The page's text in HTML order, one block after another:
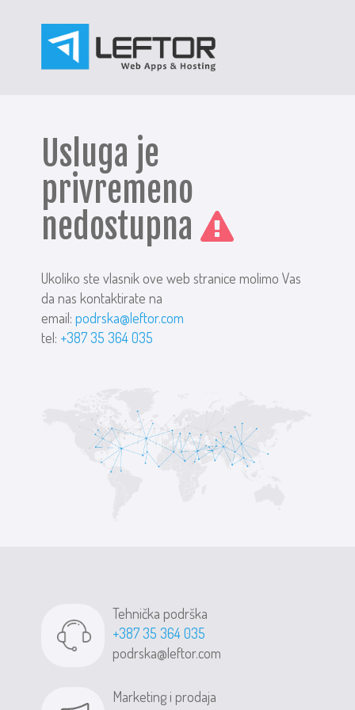
Usluga je
privremeno
nedostupna
Ukoliko ste vlasnik ove web stranice molimo Vas
da nas kontaktirate na
email:podrska@leftor.com
tel: +387 35 364 035
Tehnička podrška
+387 35 364 035
podrska@leftor.com
Marketing i prodaja